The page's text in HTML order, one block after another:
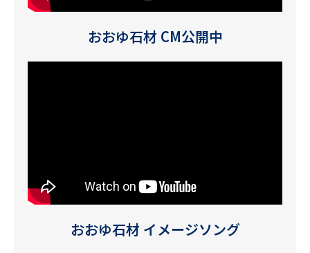
おおゆ石材 CM公開中
おおゆ石材 イメージソング